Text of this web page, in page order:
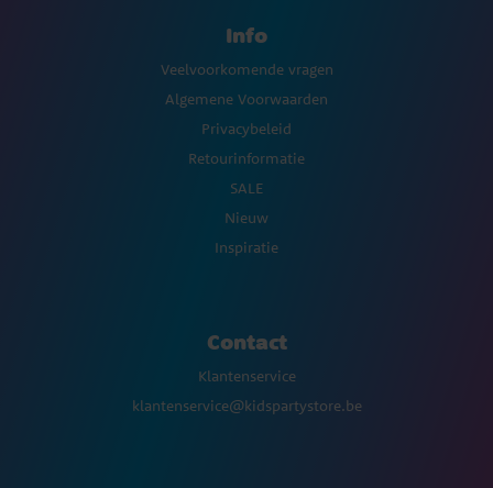
Info
Veelvoorkomende vragen
Algemene Voorwaarden
Privacybeleid
Retourinformatie
SALE
Nieuw
Inspiratie
Contact
Klantenservice
klantenservice@kidspartystore.be